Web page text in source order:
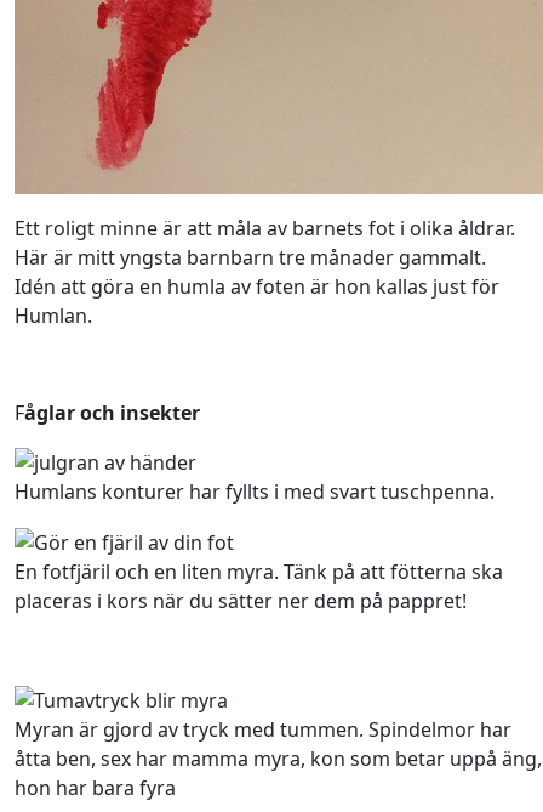
Ett roligt minne är att måla av barnets fot i olika åldrar.
Här är mitt yngsta barnbarn tre månader gammalt.
Idén att göra en humla av foten är hon kallas just för
Humlan.
Fåglar och insekter
Humlans konturer har fyllts i med svart tuschpenna.
En fotfjäril och en liten myra. Tänk på att fötterna ska
placeras i kors när du sätter ner dem på pappret!
Myran är gjord av tryck med tummen. Spindelmor har
åtta ben, sex har mamma myra, kon som betar uppå äng,
hon har bara fyra